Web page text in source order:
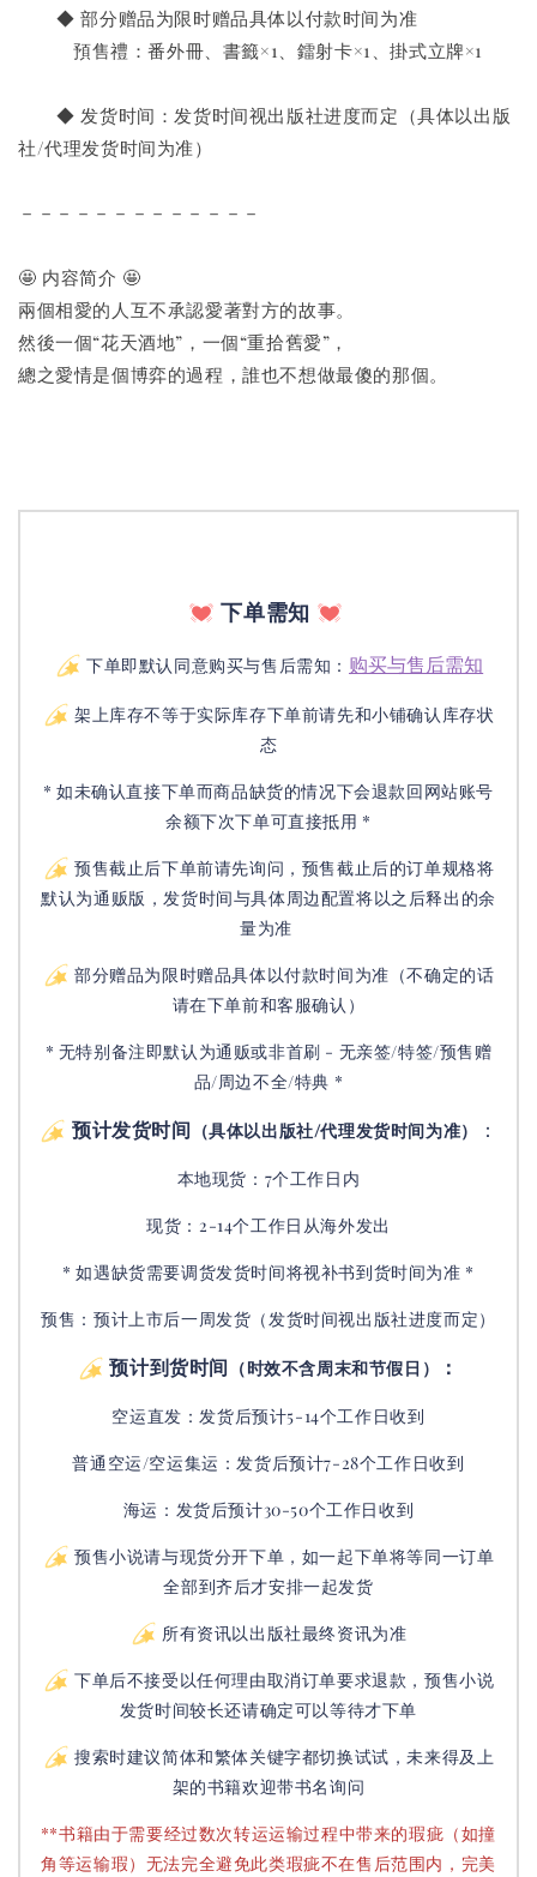
◆ 部分赠品为限时赠品具体以付款时间为准
預售禮：番外冊、書籤×1、鐳射卡×1、掛式立牌×1
◆ 发货时间：发货时间视出版社进度而定（具体以出版
社/代理发货时间为准）
－－－－－－－－－－－－－
🤩 内容简介 🤩
兩個相愛的人互不承認愛著對方的故事。
然後一個“花天酒地”，一個“重拾舊愛”，
總之愛情是個博弈的過程，誰也不想做最傻的那個。
下单需知
下单即默认同意购买与售后需知： 购买与售后需知
架上库存不等于实际库存下单前请先和小铺确认库存状
态
* 如未确认直接下单而商品缺货的情况下会退款回网站账号
余额下次下单可直接抵用 *
预售截止后下单前请先询问，预售截止后的订单规格将
默认为通贩版，发货时间与具体周边配置将以之后释出的余
量为准
部分赠品为限时赠品具体以付款时间为准（不确定的话
请在下单前和客服确认）
* 无特别备注即默认为通贩或非首刷 - 无亲签/特签/预售赠
品/周边不全/特典 *
预计发货时间 （具体以出版社/代理发货时间为准） ：
本地现货：7个工作日内
现货：2-14个工作日从海外发出
* 如遇缺货需要调货发货时间将视补书到货时间为准 *
预售：预计上市后一周发货（发货时间视出版社进度而定）
预计到货时间 （时效不含周末和节假日） ：
空运直发：发货后预计5-14个工作日收到
普通空运/空运集运：发货后预计7-28个工作日收到
海运：发货后预计30-50个工作日收到
预售小说请与现货分开下单，如一起下单将等同一订单
全部到齐后才安排一起发货
所有资讯以出版社最终资讯为准
下单后不接受以任何理由取消订单要求退款，预售小说
发货时间较长还请确定可以等待才下单
搜索时建议简体和繁体关键字都切换试试，未来得及上
架的书籍欢迎带书名询问
**书籍由于需要经过数次转运运输过程中带来的瑕疵（如撞
角等运输瑕）无法完全避免此类瑕疵不在售后范围内，完美